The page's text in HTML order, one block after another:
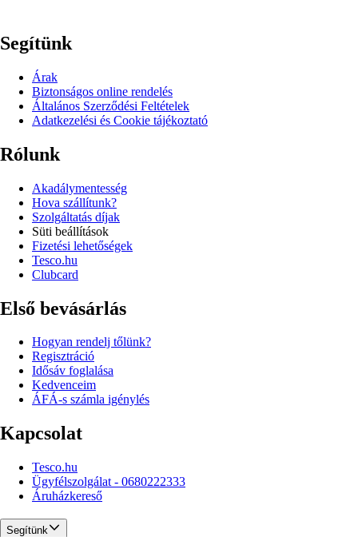
Segítünk
Árak
Biztonságos online rendelés
Általános Szerződési Feltételek
Adatkezelési és Cookie tájékoztató
Rólunk
Akadálymentesség
Hova szállítunk?
Szolgáltatás díjak
Süti beállítások
Fizetési lehetőségek
Tesco.hu
Clubcard
Első bevásárlás
Hogyan rendelj tőlünk?
Regisztráció
Idősáv foglalása
Kedvenceim
ÁFÁ-s számla igénylés
Kapcsolat
Tesco.hu
Ügyfélszolgálat - 0680222333
Áruházkereső
Segítünk